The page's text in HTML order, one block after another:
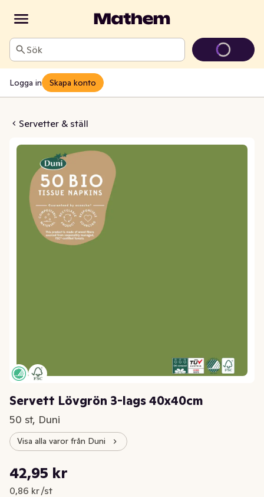
Sök
Logga in Skapa konto
Servetter & ställ
3-lags 40x40cm
Servett Lövgrön 3-lags 40x40cm
50 st, Duni
Visa alla varor från Duni
Nuvarande pris är: 42,95 kr
42,95 kr
0,86 kr /st
Styckpris: 0,86 kr /st